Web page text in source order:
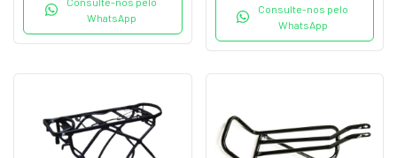
WhatsApp
Consulte-nos pelo
WhatsApp